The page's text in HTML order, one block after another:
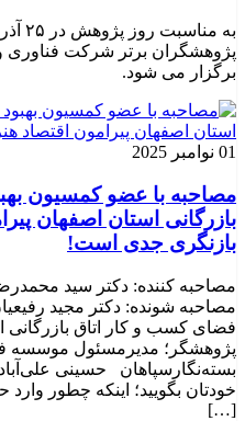
به
پژوهشگران برتر شرکت
برگزار می شود.
01 نوامبر 2025
مصاحبه با عضو کمسیون
بازرگانی استان اصفهان
بازنگری جدی است!
مصاحبه کننده: دکتر سید
مصاحبه شونده: دکتر مجید
فضای کسب و کار اتاق بازرگانی
پژوهشگر؛ ‌مدیرمسئول موسسه
بسته‌نگارسپاهان حسینی
خودتان بگویید؛ اینکه چطور
[…]